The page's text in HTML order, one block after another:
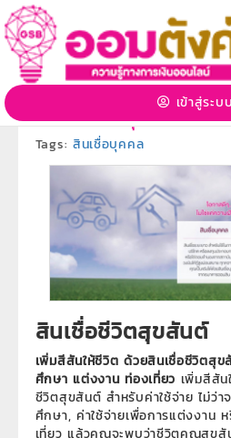
เข้าสู่ระบบ
สินเชื่อชีวิตสุขสันต์
2 ก.ค. 2563 14:50:57 | 6827
ผลิตภัณฑ์ธนาคารออมสิน
ผลิตภัณฑ์สินเชื่อบุคคล
Tags: สินเชื่อบุคคล
สินเชื่อชีวิตสุขสันต์
เพิ่มสีสันให้ชีวิต ด้วยสินเชื่อชีวิตสุข
ศึกษา แต่งงาน ท่องเที่ยว เพิ่มสีสั
ชีวิตสุขสันต์ สำหรับค่าใช้จ่าย ไม่ว่า
ศึกษา, ค่าใช้จ่ายเพื่อการแต่งงาน
เที่ยว แล้วคุณจะพบว่าชีวิตคุณสุขสั